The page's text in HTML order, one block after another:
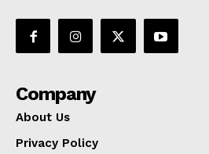
Company
About Us
Privacy Policy